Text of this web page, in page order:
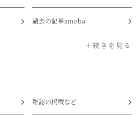
過去の記事ameba
雑誌の掲載など